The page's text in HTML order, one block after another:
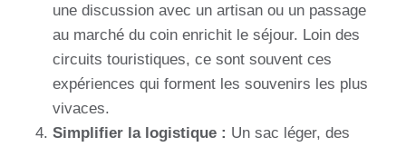
une discussion avec un artisan ou un passage
au marché du coin enrichit le séjour. Loin des
circuits touristiques, ce sont souvent ces
expériences qui forment les souvenirs les plus
vivaces.
Simplifier la logistique : Un sac léger, des